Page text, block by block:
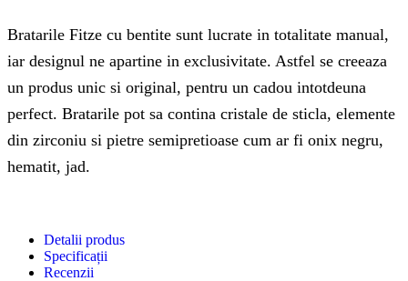
Bratarile Fitze cu bentite sunt lucrate in totalitate manual,
iar designul ne apartine in exclusivitate. Astfel se creeaza
un produs unic si original, pentru un cadou intotdeuna
perfect. Bratarile pot sa contina cristale de sticla, elemente
din zirconiu si pietre semipretioase cum ar fi onix negru,
hematit, jad.
Detalii produs
Specificații
Recenzii